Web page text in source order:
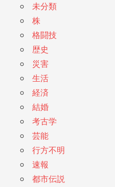
未分類
株
格闘技
歴史
災害
生活
経済
結婚
考古学
芸能
行方不明
速報
都市伝説